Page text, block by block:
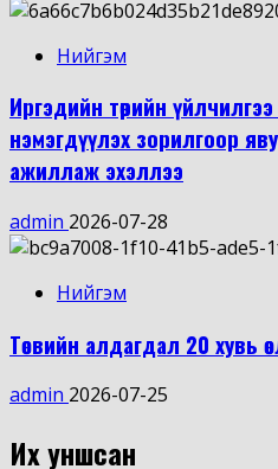
Нийгэм
Иргэдийн төрийн
нэмэгдүүлэх зорилгоор
ажиллаж эхэллээ
admin 2026-07-28
Нийгэм
Төсвийн алдагдал 20 хувь
admin 2026-07-25
Их уншсан